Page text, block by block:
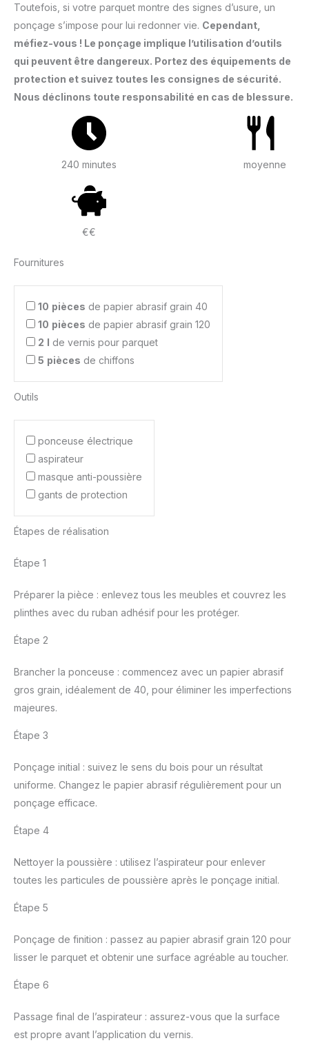
Toutefois, si votre parquet montre des signes d’usure, un
ponçage s’impose pour lui redonner vie. Cependant,
méfiez-vous ! Le ponçage implique l’utilisation d’outils
qui peuvent être dangereux. Portez des équipements de
protection et suivez toutes les consignes de sécurité.
Nous déclinons toute responsabilité en cas de blessure.
240 minutes moyenne
€€
Fournitures
10 pièces de papier abrasif grain 40
10 pièces de papier abrasif grain 120
2 l de vernis pour parquet
5 pièces de chiffons
Outils
ponceuse électrique
aspirateur
masque anti-poussière
gants de protection
Étapes de réalisation
Étape 1
Préparer la pièce : enlevez tous les meubles et couvrez les
plinthes avec du ruban adhésif pour les protéger.
Étape 2
Brancher la ponceuse : commencez avec un papier abrasif
gros grain, idéalement de 40, pour éliminer les imperfections
majeures.
Étape 3
Ponçage initial : suivez le sens du bois pour un résultat
uniforme. Changez le papier abrasif régulièrement pour un
ponçage efficace.
Étape 4
Nettoyer la poussière : utilisez l’aspirateur pour enlever
toutes les particules de poussière après le ponçage initial.
Étape 5
Ponçage de finition : passez au papier abrasif grain 120 pour
lisser le parquet et obtenir une surface agréable au toucher.
Étape 6
Passage final de l’aspirateur : assurez-vous que la surface
est propre avant l’application du vernis.